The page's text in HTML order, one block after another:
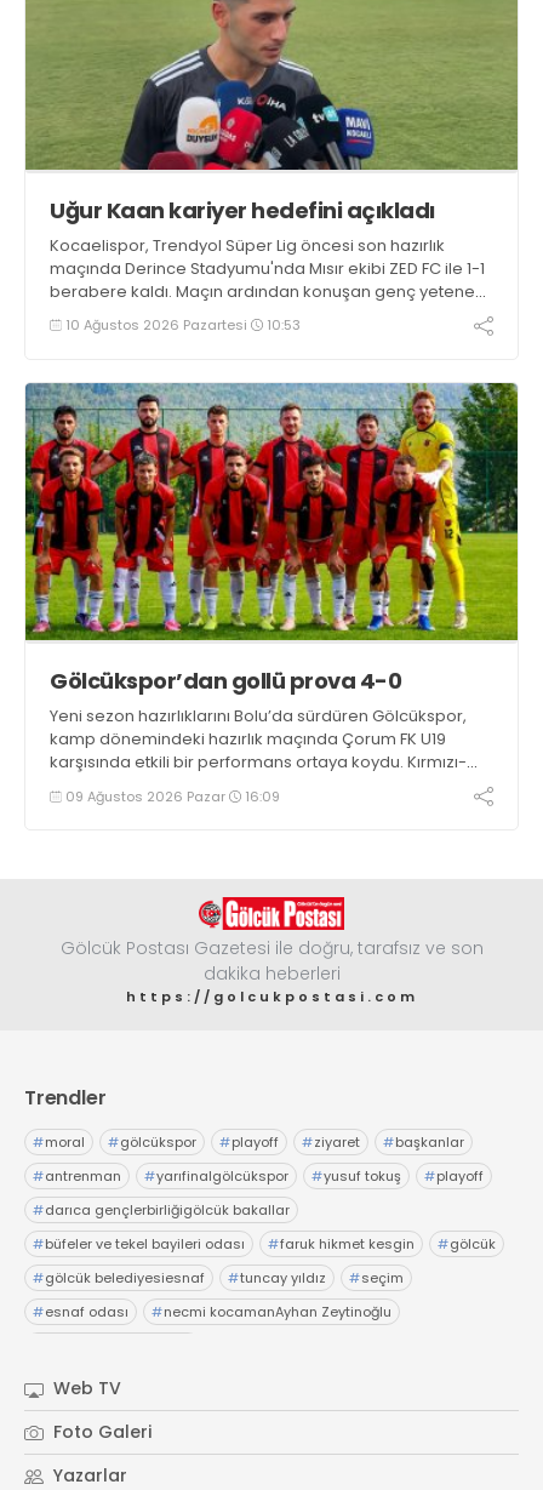
Uğur Kaan kariyer hedefini açıkladı
Kocaelispor, Trendyol Süper Lig öncesi son hazırlık
maçında Derince Stadyumu'nda Mısır ekibi ZED FC ile 1-1
berabere kaldı. Maçın ardından konuşan genç yetenek
Uğur Kaan Yıldız, "İlk yarı iyi değildik ama soyunma
odasındaki uyarılarla kendimize geldik. Tek önceliğim
10 Ağustos 2026 Pazartesi 10:53
Gölcükspor’dan gollü prova 4-0
Yeni sezon hazırlıklarını Bolu’da sürdüren Gölcükspor,
kamp dönemindeki hazırlık maçında Çorum FK U19
karşısında etkili bir performans ortaya koydu. Kırmızı-
siyahlılar, iki devrede bulduğu gollerle rakibini 4-0
mağlup etti
09 Ağustos 2026 Pazar 16:09
Gölcük Postası Gazetesi ile doğru, tarafsız ve son
dakika heberleri
https://golcukpostasi.com
Trendler
#moral #gölcükspor #playoff #ziyaret #başkanlar
#antrenman #yarıfinalgölcükspor #yusuf tokuş #playoff
#darıca gençlerbirliğigölcük bakallar
#büfeler ve tekel bayileri odası #faruk hikmet kesgin #gölcük
#gölcük belediyesiesnaf #tuncay yıldız #seçim
#esnaf odası #necmi kocamanAyhan Zeytinoğlu
Web TV
Foto Galeri
Yazarlar